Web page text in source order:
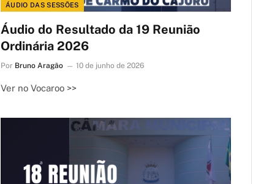
ÁUDIO DAS SESSÕES
Áudio do Resultado da 19 Reunião
Ordinária 2026
Por Bruno Aragão 10 de junho de 2026
Ver no Vocaroo >>